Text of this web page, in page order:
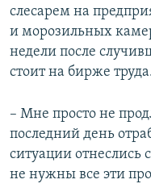
слесарем на
и морозильных
недели после
стоит на бирже
– Мне просто не
последний день
ситуации отнеслись
не нужны все эти